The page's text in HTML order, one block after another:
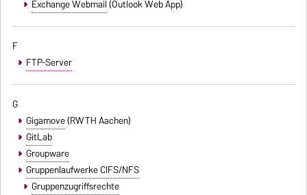
Exchange Webmail(Outlook Web App)
F
FTP-Server
G
Gigamove(RWTH Aachen)
GitLab
Groupware
Gruppenlaufwerke CIFS/NFS
Gruppenzugriffsrechte